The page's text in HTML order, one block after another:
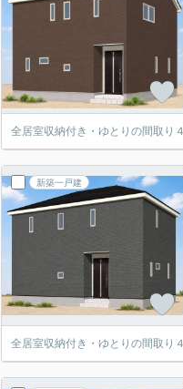
全居室収納付き・ゆとりの間取り
新築一戸建
全居室収納付き・ゆとりの間取り